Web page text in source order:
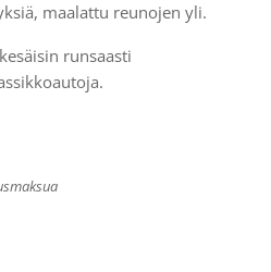
maalattu reunojen yli.
runsaasti